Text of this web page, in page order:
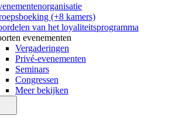
(+8 kamers)
van het loyaliteitsprogramma
evenementen
Vergaderingen
Privé-evenementen
Seminars
Congressen
Meer bekijken